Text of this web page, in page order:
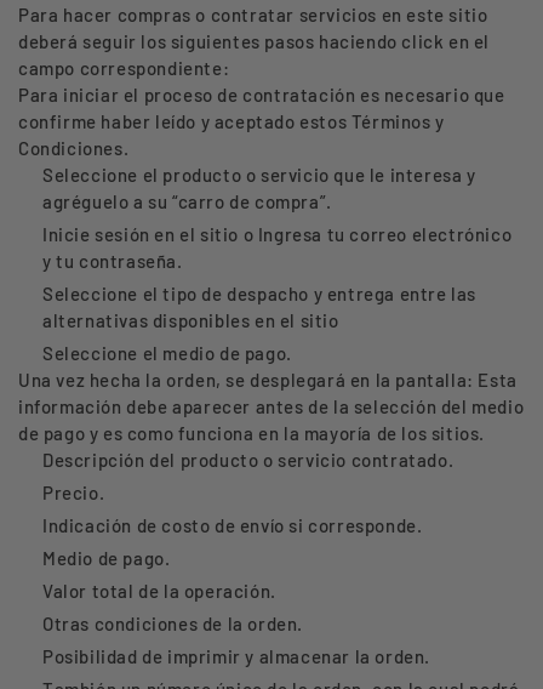
Para hacer compras o contratar servicios en este sitio
deberá seguir los siguientes pasos haciendo click en el
campo correspondiente:
Para iniciar el proceso de contratación es necesario que
confirme haber leído y aceptado estos Términos y
Condiciones.
Seleccione el producto o servicio que le interesa y
agréguelo a su “carro de compra”.
Inicie sesión en el sitio o Ingresa tu correo electrónico
y tu contraseña.
Seleccione el tipo de despacho y entrega entre las
alternativas disponibles en el sitio
Seleccione el medio de pago.
Una vez hecha la orden, se desplegará en la pantalla: Esta
información debe aparecer antes de la selección del medio
de pago y es como funciona en la mayoría de los sitios.
Descripción del producto o servicio contratado.
Precio.
Indicación de costo de envío si corresponde.
Medio de pago.
Valor total de la operación.
Otras condiciones de la orden.
Posibilidad de imprimir y almacenar la orden.